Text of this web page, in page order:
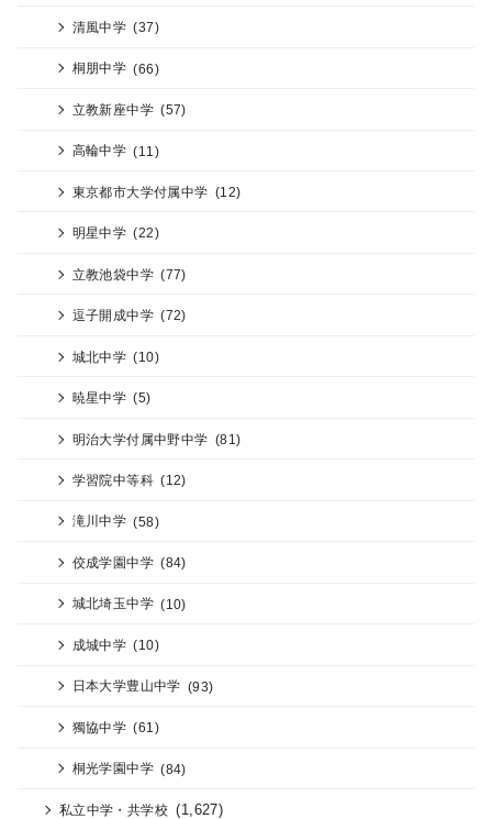
清風中学 (37)
桐朋中学 (66)
立教新座中学 (57)
高輪中学 (11)
東京都市大学付属中学 (12)
明星中学 (22)
立教池袋中学 (77)
逗子開成中学 (72)
城北中学 (10)
暁星中学 (5)
明治大学付属中野中学 (81)
学習院中等科 (12)
滝川中学 (58)
佼成学園中学 (84)
城北埼玉中学 (10)
成城中学 (10)
日本大学豊山中学 (93)
獨協中学 (61)
桐光学園中学 (84)
私立中学・共学校 (1,627)